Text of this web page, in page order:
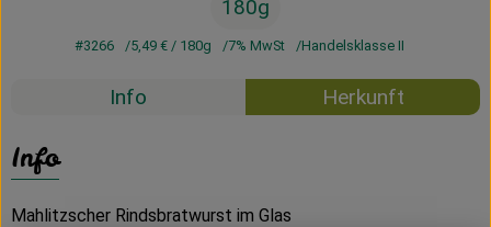
180g
#3266 5,49 €/ 180g 7% MwSt Handelsklasse II
Info Herkunft
Info
Mahlitzscher Rindsbratwurst im Glas